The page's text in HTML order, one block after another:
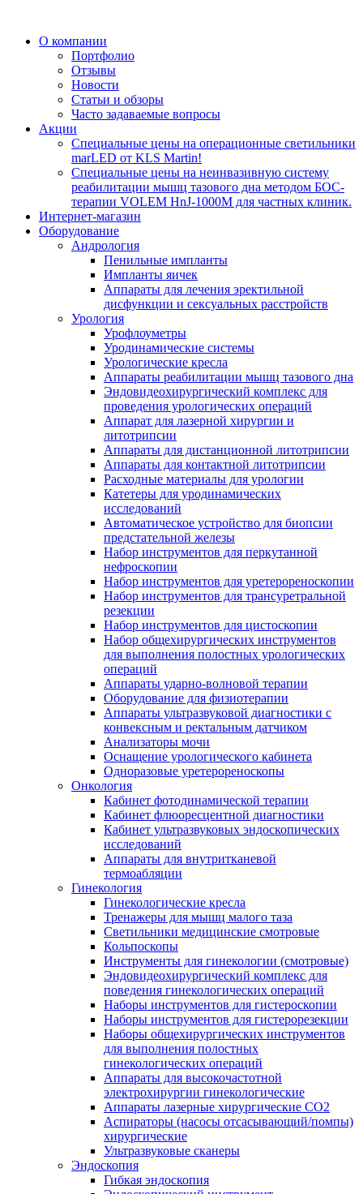
О компании
Портфолио
Отзывы
Новости
Статьи и обзоры
Часто задаваемые вопросы
Акции
Специальные цены на операционные светильники
marLED от KLS Martin!
Специальные цены на неинвазивную систему
реабилитации мышц тазового дна методом БОС-
терапии VOLEM HnJ-1000M для частных клиник.
Интернет-магазин
Оборудование
Андрология
Пенильные импланты
Импланты яичек
Аппараты для лечения эректильной
дисфункции и сексуальных расстройств
Урология
Урофлоуметры
Уродинамические системы
Урологические кресла
Аппараты реабилитации мышц тазового дна
Эндовидеохирургический комплекс для
проведения урологических операций
Аппарат для лазерной хирургии и
литотрипсии
Аппараты для дистанционной литотрипсии
Аппараты для контактной литотрипсии
Расходные материалы для урологии
Катетеры для уродинамических
исследований
Автоматическое устройство для биопсии
предстательной железы
Набор инструментов для перкутанной
нефроскопии
Набор инструментов для уретерореноскопии
Набор инструментов для трансуретральной
резекции
Набор инструментов для цистоскопии
Набор общехирургических инструментов
для выполнения полостных урологических
операций
Аппараты ударно-волновой терапии
Оборудование для физиотерапии
Аппараты ультразвуковой диагностики с
конвексным и ректальным датчиком
Анализаторы мочи
Оснащение урологического кабинета
Одноразовые уретерореноскопы
Онкология
Кабинет фотодинамической терапии
Кабинет флюоресцентной диагностики
Кабинет ультразвуковых эндоскопических
исследований
Аппараты для внутритканевой
термоабляции
Гинекология
Гинекологические кресла
Тренажеры для мышц малого таза
Светильники медицинские смотровые
Кольпоскопы
Инструменты для гинекологии (смотровые)
Эндовидеохирургический комплекс для
поведения гинекологических операций
Наборы инструментов для гистероскопии
Наборы инструментов для гистерорезекции
Наборы общехирургических инструментов
для выполнения полостных
гинекологических операций
Аппараты для высокочастотной
электрохирургии гинекологические
Аппараты лазерные хирургические СО2
Аспираторы (насосы отсасывающий/помпы)
хирургические
Ультразвуковые сканеры
Эндоскопия
Гибкая эндоскопия